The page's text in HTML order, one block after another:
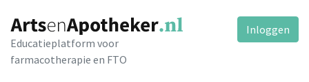
Educatieplatform voor
farmacotherapie en FTO
Inloggen